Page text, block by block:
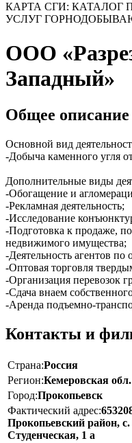
КАРТА СГИ:
УСЛУГ
ООО
Западный»
Общее
Основной вид
-Добыча каменного угля
Дополнительные виды
-Обогащение и
-Рекламная деятельность;
-Исследование
-Подготовка к продаже,
недвижимого имущества;
-Деятельность агентов по
-Оптовая торговля
-Организация перевозок
-Сдача внаем
-Аренда подъемно-
Контакты и
Страна:Россия
Регион:Кемеровская обл.
Город:Прокопьевск
Фактический адрес:
Прокопьевский район,
Студенческая, 1 а